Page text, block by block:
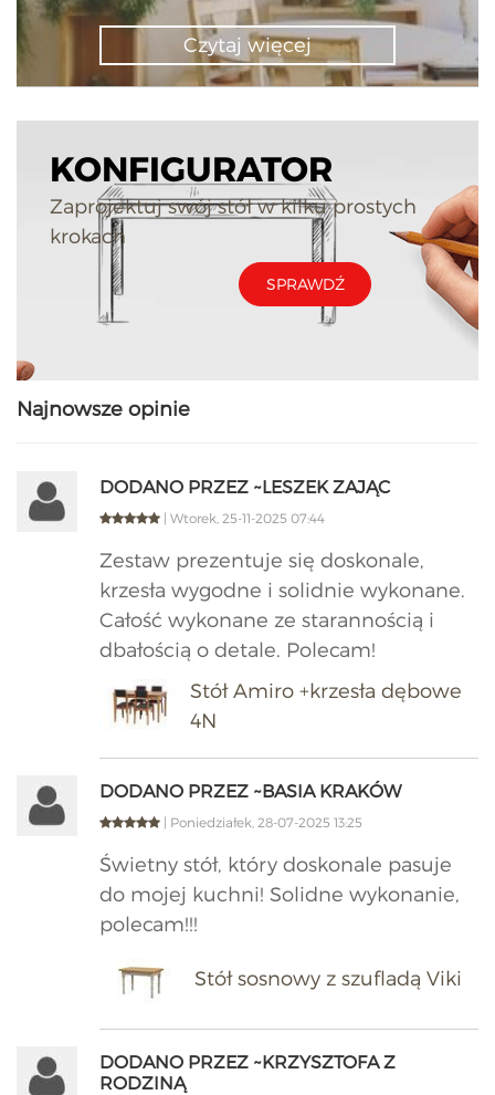
Czytaj więcej
KONFIGURATOR
Zaprojektuj swój stół w kilku prostych
krokach
SPRAWDŹ
Najnowsze opinie
DODANO PRZEZ ~LESZEK ZAJĄC
| Wtorek, 25-11-2025 07:44
Zestaw prezentuje się doskonale,
krzesła wygodne i solidnie wykonane.
Całość wykonane ze starannością i
dbałością o detale. Polecam!
Stół Amiro +krzesła dębowe
4N
DODANO PRZEZ ~BASIA KRAKÓW
| Poniedziałek, 28-07-2025 13:25
Świetny stół, który doskonale pasuje
do mojej kuchni! Solidne wykonanie,
polecam!!!
Stół sosnowy z szufladą Viki
DODANO PRZEZ ~KRZYSZTOFA Z
RODZINĄ